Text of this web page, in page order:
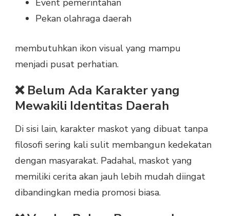
Event pemerintahan
Pekan olahraga daerah
membutuhkan ikon visual yang mampu
menjadi pusat perhatian.
❌ Belum Ada Karakter yang
Mewakili Identitas Daerah
Di sisi lain, karakter maskot yang dibuat tanpa
filosofi sering kali sulit membangun kedekatan
dengan masyarakat. Padahal, maskot yang
memiliki cerita akan jauh lebih mudah diingat
dibandingkan media promosi biasa.